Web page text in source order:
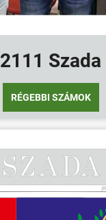
2111 Szada
RÉGEBBI SZÁMOK